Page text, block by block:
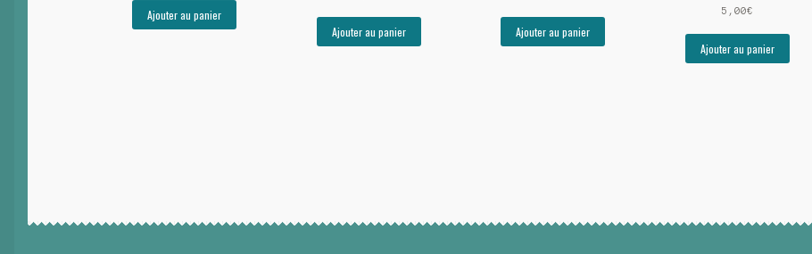
Ajouter au panier
Ajouter au panier Ajouter au panier
5,00€
Ajouter au panier